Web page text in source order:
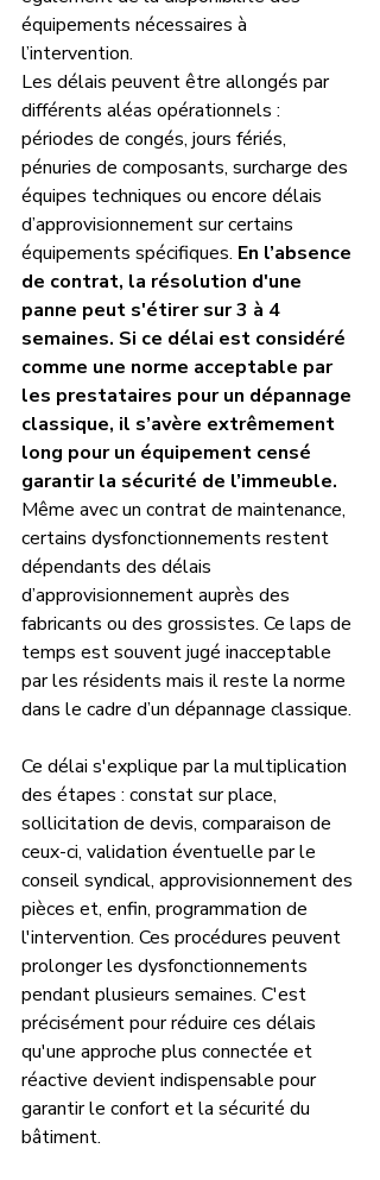
équipements nécessaires à
l’intervention.
Les délais peuvent être allongés par
différents aléas opérationnels :
périodes de congés, jours fériés,
pénuries de composants, surcharge des
équipes techniques ou encore délais
d’approvisionnement sur certains
équipements spécifiques. En l’absence
de contrat, la résolution d'une
panne peut s'étirer sur 3 à 4
semaines. Si ce délai est considéré
comme une norme acceptable par
les prestataires pour un dépannage
classique, il s’avère extrêmement
long pour un équipement censé
garantir la sécurité de l’immeuble.
Même avec un contrat de maintenance,
certains dysfonctionnements restent
dépendants des délais
d’approvisionnement auprès des
fabricants ou des grossistes. Ce laps de
temps est souvent jugé inacceptable
par les résidents mais il reste la norme
dans le cadre d’un dépannage classique.
Ce délai s'explique par la multiplication
des étapes : constat sur place,
sollicitation de devis, comparaison de
ceux-ci, validation éventuelle par le
conseil syndical, approvisionnement des
pièces et, enfin, programmation de
l'intervention. Ces procédures peuvent
prolonger les dysfonctionnements
pendant plusieurs semaines. C'est
précisément pour réduire ces délais
qu'une approche plus connectée et
réactive devient indispensable pour
garantir le confort et la sécurité du
bâtiment.